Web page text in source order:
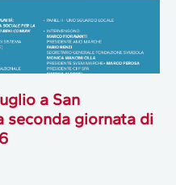
a San
seconda giornata di